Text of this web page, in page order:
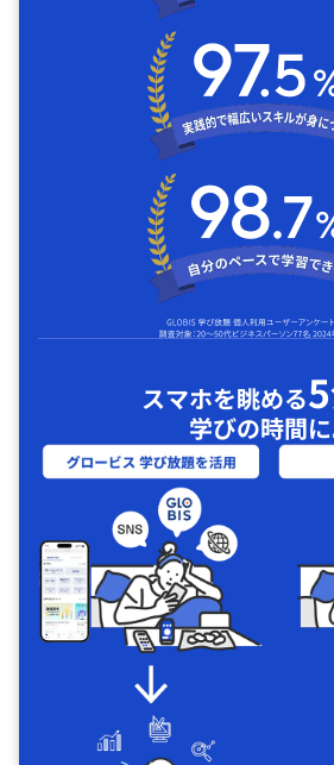
スマホを眺める
学びの時間に